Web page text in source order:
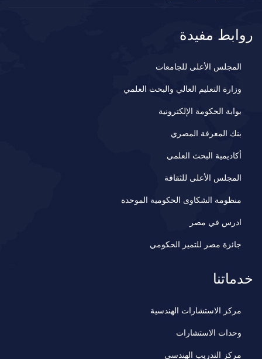
روابط مفيدة
المجلس الأعلى للجامعات
وزارة التعليم العالي والبحث العلمي
بوابة الحكومة الإلكترونية
بنك المعرفة المصري
أكاديمية البحث العلمي
المجلس الأعلى للثقافة
منظومة الشكاوى الحكومية الموحدة
ادرس في مصر
جائزة مصر للتميز الحكومي
خدماتنا
مركز الاستشارات الهندسية
وحدات الاستشارات
مركز التدريب الهندسي